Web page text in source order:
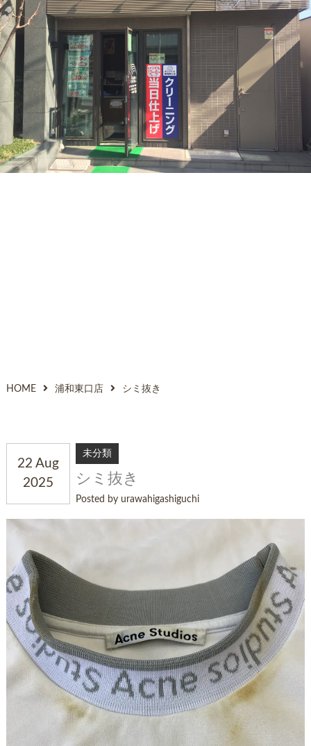
HOME 浦和東口店 シミ抜き
22 Aug
2025
未分類
シミ抜き
Posted by urawahigashiguchi